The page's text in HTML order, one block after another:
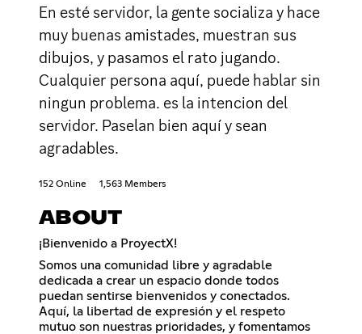
En esté servidor, la gente socializa y hace
muy buenas amistades, muestran sus
dibujos, y pasamos el rato jugando.
Cualquier persona aquí, puede hablar sin
ningun problema. es la intencion del
servidor. Paselan bien aquí y sean
agradables.
152 Online 1,563 Members
ABOUT
¡Bienvenido a ProyectX!
Somos una comunidad libre y agradable
dedicada a crear un espacio donde todos
puedan sentirse bienvenidos y conectados.
Aquí, la libertad de expresión y el respeto
mutuo son nuestras prioridades, y fomentamos